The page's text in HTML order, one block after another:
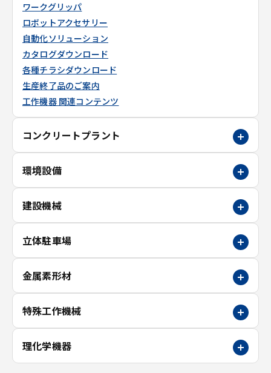
ワークグリッパ
ロボットアクセサリー
自動化ソリューション
カタログダウンロード
各種チラシダウンロード
生産終了品のご案内
工作機器 関連コンテンツ
コンクリートプラント
環境設備
建設機械
立体駐車場
金属素形材
特殊工作機械
理化学機器